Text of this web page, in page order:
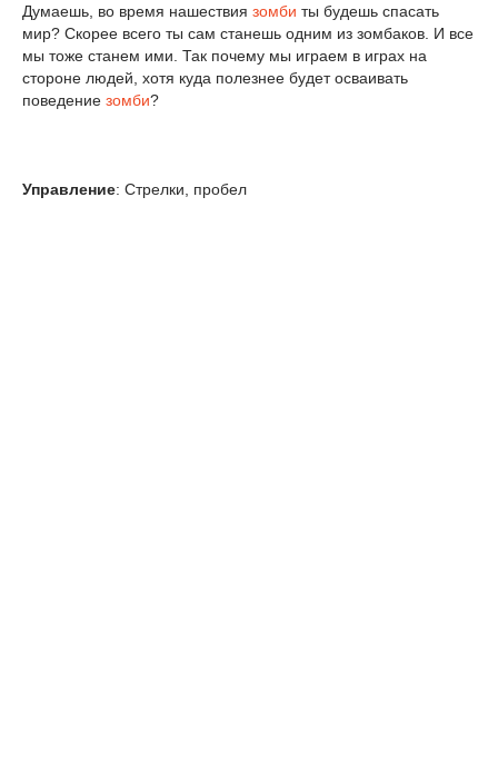
Думаешь, во время нашествия зомби ты будешь спасать
мир? Скорее всего ты сам станешь одним из зомбаков. И все
мы тоже станем ими. Так почему мы играем в играх на
стороне людей, хотя куда полезнее будет осваивать
поведение зомби?
Управление: Стрелки, пробел